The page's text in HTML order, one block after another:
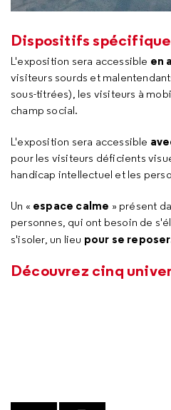
Dispositifs
L'exposition sera accessible en
visiteurs sourds et
sous-titrées), les visiteurs à
champ social.
L'exposition sera accessible
pour les visiteurs déficients
handicap intellectuel et les
Un « espace calme » présent
personnes, qui ont besoin de
s'isoler, un lieu pour se
Découvrez cinq